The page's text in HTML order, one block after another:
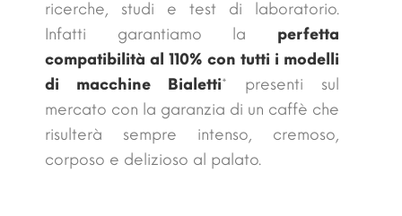
ricerche, studi e test di laboratorio.
Infatti garantiamo la perfetta
compatibilità al 110% con tutti i modelli
di macchine Bialetti* presenti sul
mercato con la garanzia di un caffè che
risulterà sempre intenso, cremoso,
corposo e delizioso al palato.